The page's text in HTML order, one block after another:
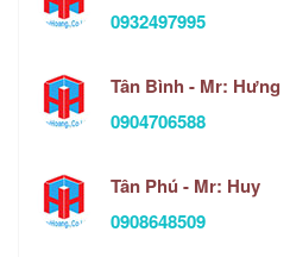
0932497995
Tân Bình - Mr: Hưng
0904706588
Tân Phú - Mr: Huy
0908648509